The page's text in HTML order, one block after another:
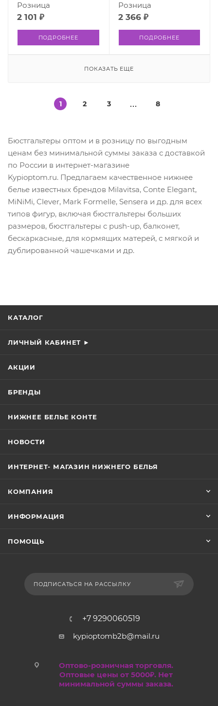
2 101 ₽
Розница
ПОДРОБНЕЕ
2 366 ₽
Розница
ПОДРОБНЕЕ
ПОКАЗАТЬ ЕЩЕ
1 2 3 8
Бюстгальтеры оптом и в розницу по выгодным
ценам без минимальной суммы заказа с доставкой
по России в интернет-магазине
Kypioptom.ru. Предлагаем качественное нижнее
белье известных брендов Milavitsa, Conte Elegant,
MiNiMi, Clever, Mark Formelle, Sensera и др. для всех
типов фигур, включая бюстгальтеры больших
размеров, бюстгальтеры с push-up, балконет,
бескаркасные, для кормящих матерей, с мягкой и
дублированной чашечками и др.
КАТАЛОГ
ЛИЧНЫЙ КАБИНЕТ ►
АКЦИИ
БРЕНДЫ
НИЖНЕЕ БЕЛЬЕ КОНТЕ
НОВОСТИ
ИНТЕРНЕТ- МАГАЗИН НИЖНЕГО БЕЛЬЯ
КОМПАНИЯ
ИНФОРМАЦИЯ
ПОМОЩЬ
ПОДПИСАТЬСЯ НА РАССЫЛКУ
+7 9290060519
kypioptomb2b@mail.ru
Оптово-розничная торговля.
Оптовые цены от 5000₽. Нет
минимальной суммы заказа.